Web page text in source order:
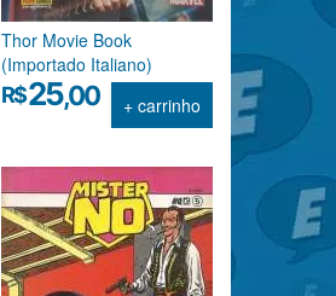
Thor Movie Book
(Importado Italiano)
R$25,00 + carrinho